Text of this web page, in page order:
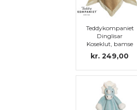
Teddykompaniet
Dinglisar
Koseklut, bamse
kr. 249,00